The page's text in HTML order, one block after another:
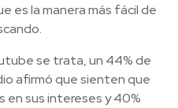
es la manera más fácil de
se trata, un 44% de
afirmó que sienten que
en sus intereses y 40%